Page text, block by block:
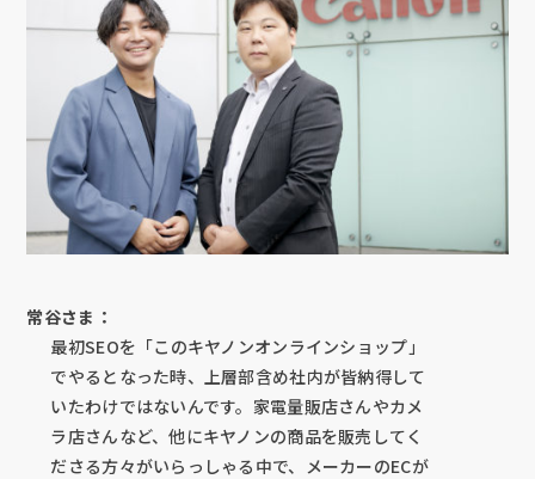
常谷さま：
最初SEOを「このキヤノンオンラインショップ」
でやるとなった時、上層部含め社内が皆納得して
いたわけではないんです。家電量販店さんやカメ
ラ店さんなど、他にキヤノンの商品を販売してく
ださる方々がいらっしゃる中で、メーカーのECが